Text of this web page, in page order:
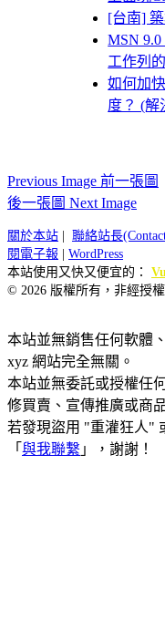
[台南]
MSN
工作列
如何加
度？ (解
Previous Image 前一張圖
後一張圖 Next Image
關於本站 聯絡站長
閱電子報
WordPress
本站使用又快又便宜的：
© 2026 版權所有，非經授
本站並無銷售任何軟體
xyz 網站完全無關。
本站並無委託或授權任
修買賣、宣傳推廣或商
若發現盜用 "重灌狂人"
「 與我聯繫 」，謝謝！